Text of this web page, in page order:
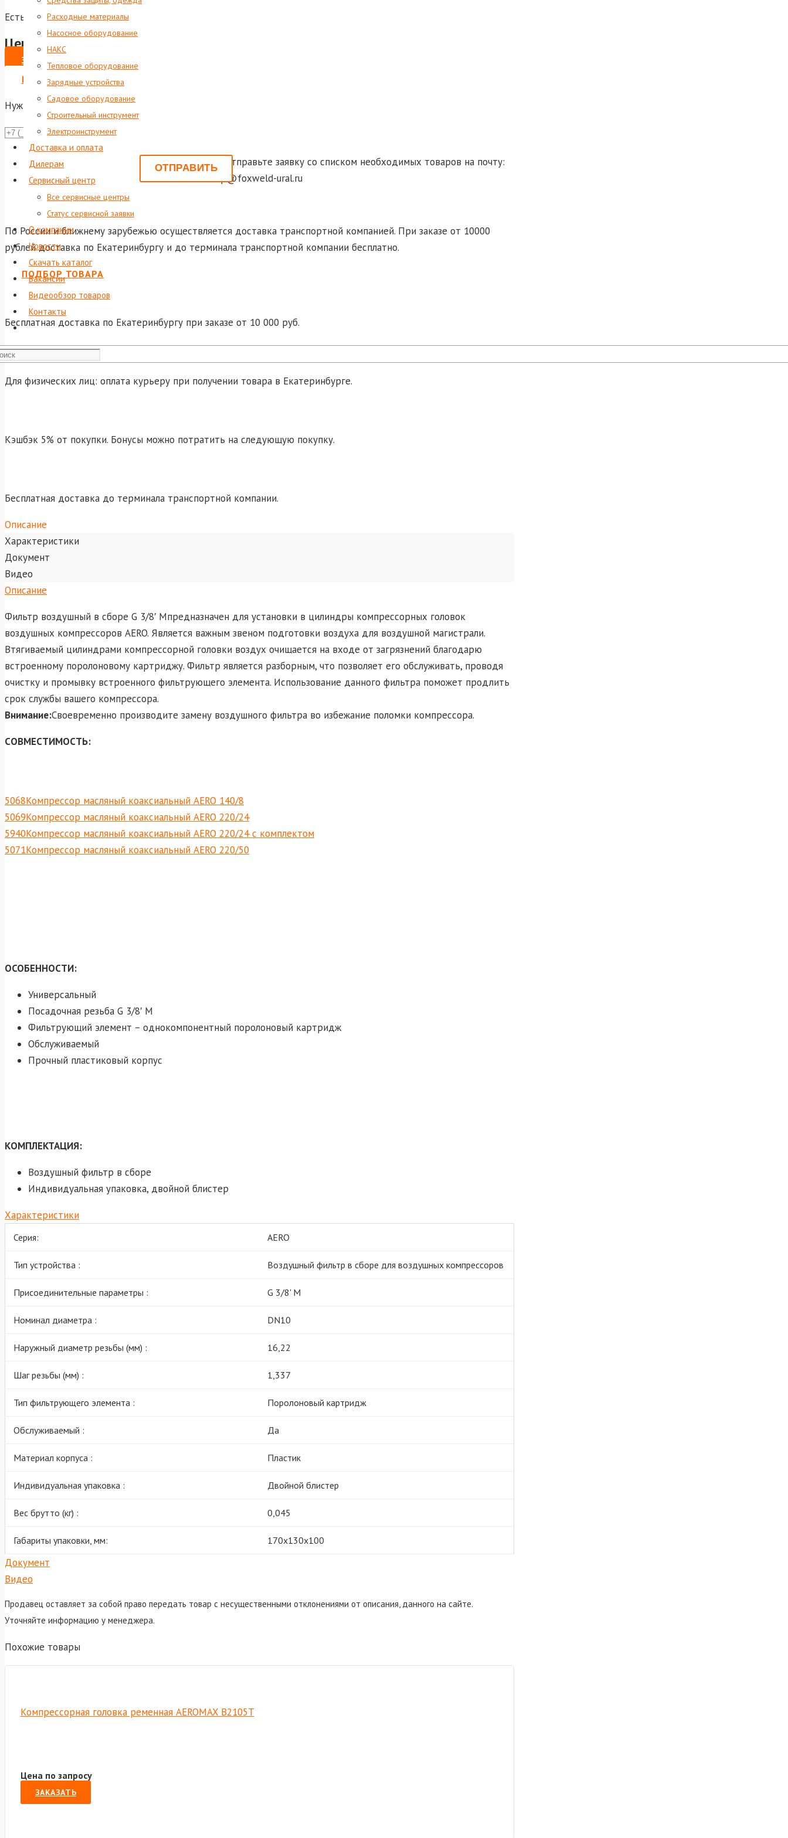
Расходные материалы
Насосное оборудование
НАКС
Тепловое оборудование
Зарядные устройства
Садовое оборудование
Строительный инструмент
Электроинструмент
Доставка и оплата
Дилерам
Сервисный центр
Все сервисные центры
Статус сервисной заявки
О компании
Новости
Скачать каталог
Вакансии
Видеообзор товаров
Контакты
Есть в наличии
Цена по запросу
ЗАКАЗАТЬ
ВЫПИСАТЬ СЧЕТ НА ЮР. ЛИЦО
Нужна консультация?
Или отправьте заявку со списком необходимых товаров на почту:
shop@foxweld-ural.ru
По России и ближнему зарубежью осуществляется доставка транспортной компанией. При заказе от 10000
рублей доставка по Екатеринбургу и до терминала транспортной компании бесплатно.
ПОДБОР ТОВАРА
Бесплатная доставка по Екатеринбургу при заказе от 10 000 руб.
Для физических лиц: оплата курьеру при получении товара в Екатеринбурге.
Кэшбэк 5% от покупки. Бонусы можно потратить на следующую покупку.
Бесплатная доставка до терминала транспортной компании.
Описание
Характеристики
Документ
Видео
Описание
Фильтр воздушный в сборе G 3/8′ Mпредназначен для установки в цилиндры компрессорных головок
воздушных компрессоров AERO. Является важным звеном подготовки воздуха для воздушной магистрали.
Втягиваемый цилиндрами компрессорной головки воздух очищается на входе от загрязнений благодарю
встроенному поролоновому картриджу. Фильтр является разборным, что позволяет его обслуживать, проводя
очистку и промывку встроенного фильтрующего элемента. Использование данного фильтра поможет продлить
срок службы вашего компрессора.
Внимание:Своевременно производите замену воздушного фильтра во избежание поломки компрессора.
CОВМЕСТИМОСТЬ:
5068Компрессор масляный коаксиальный AERO 140/8
5069Компрессор масляный коаксиальный AERO 220/24
5940Компрессор масляный коаксиальный AERO 220/24 с комплектом
5071Компрессор масляный коаксиальный AERO 220/50
ОСОБЕННОСТИ:
Универсальный
Посадочная резьба G 3/8′ M
Фильтрующий элемент – однокомпонентный поролоновый картридж
Обслуживаемый
Прочный пластиковый корпус
КОМПЛЕКТАЦИЯ:
Воздушный фильтр в сборе
Индивидуальная упаковка, двойной блистер
Характеристики
Серия: AERO
Тип устройства : Воздушный фильтр в сборе для воздушных компрессоров
Присоединительные параметры : G 3/8' M
Номинал диаметра : DN10
Наружный диаметр резьбы (мм) : 16,22
Шаг резьбы (мм) : 1,337
Тип фильтрующего элемента : Поролоновый картридж
Обслуживаемый : Да
Материал корпуса : Пластик
Индивидуальная упаковка : Двойной блистер
Вес брутто (кг) : 0,045
Габариты упаковки, мм: 170х130х100
Документ
Видео
Продавец оставляет за собой право передать товар с несущественными отклонениями от описания, данного на сайте.
Уточняйте информацию у менеджера.
Похожие товары
Компрессорная головка ременная AEROMAX B2105T
Цена по запросу
ЗАКАЗАТЬ